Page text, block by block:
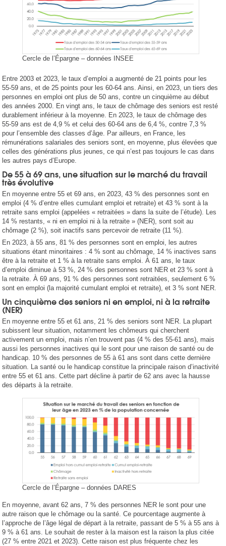
Cercle de l’Épargne – données INSEE
Entre 2003 et 2023, le taux d’emploi a augmenté de 21 points pour les
55‑59 ans, et de 25 points pour les 60‑64 ans. Ainsi, en 2023, un tiers des
personnes en emploi ont plus de 50 ans, contre un cinquième au début
des années 2000. En vingt ans, le taux de chômage des seniors est resté
durablement inférieur à la moyenne. En 2023, le taux de chômage des
55‑59 ans est de 4,9 % et celui des 60‑64 ans de 6,4 %, contre 7,3 %
pour l’ensemble des classes d’âge. Par ailleurs, en France, les
rémunérations salariales des seniors sont, en moyenne, plus élevées que
celles des générations plus jeunes, ce qui n’est pas toujours le cas dans
les autres pays d’Europe.
De 55 à 69 ans, une situation sur le marché du travail
très évolutive
En moyenne entre 55 et 69 ans, en 2023, 43 % des personnes sont en
emploi (4 % d’entre elles cumulant emploi et retraite) et 43 % sont à la
retraite sans emploi (appelées « retraitées » dans la suite de l’étude). Les
14 % restants, « ni en emploi ni à la retraite » (NER), sont soit au
chômage (2 %), soit inactifs sans percevoir de retraite (11 %).
En 2023, à 55 ans, 81 % des personnes sont en emploi, les autres
situations étant minoritaires : 4 % sont au chômage, 14 % inactives sans
être à la retraite et 1 % à la retraite sans emploi. À 61 ans, le taux
d’emploi diminue à 53 %, 24 % des personnes sont NER et 23 % sont à
la retraite. À 69 ans, 91 % des personnes sont retraitées, seulement 6 %
sont en emploi (la majorité cumulant emploi et retraite), et 3 % sont NER.
Un cinquième des seniors ni en emploi, ni à la retraite
(NER)
En moyenne entre 55 et 61 ans, 21 % des seniors sont NER. La plupart
subissent leur situation, notamment les chômeurs qui cherchent
activement un emploi, mais n’en trouvent pas (4 % des 55-61 ans), mais
aussi les personnes inactives qui le sont pour une raison de santé ou de
handicap. 10 % des personnes de 55 à 61 ans sont dans cette dernière
situation. La santé ou le handicap constitue la principale raison d’inactivité
entre 55 et 61 ans. Cette part décline à partir de 62 ans avec la hausse
des départs à la retraite.
Cercle de l’Épargne – données DARES
En moyenne, avant 62 ans, 7 % des personnes NER le sont pour une
autre raison que le chômage ou la santé. Ce pourcentage augmente à
l’approche de l’âge légal de départ à la retraite, passant de 5 % à 55 ans à
9 % à 61 ans. Le souhait de rester à la maison est la raison la plus citée
(27 % entre 2021 et 2023). Cette raison est plus fréquente chez les